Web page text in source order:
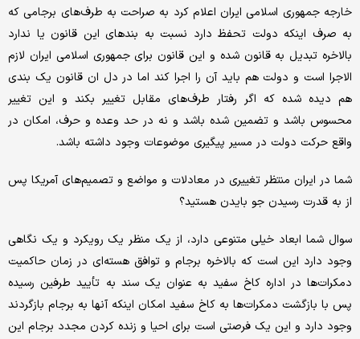
خارجه جمهوری اسلامی ایران اعلام کرد به صراحت به طرف‌های برجامی که
به صرف اینکه دولت تحفظ دارد نسبت به بندهای این قانون یا ندارد
بالاخره تبدیل به قانون شده و این قانون برای جمهوری اسلامی ایران لازم
الاجرا است و دولت هم باید آن را اجرا کند اما در دل ان قانون یک بندی
هم دیده شده که اگر رفتار طرف‌های مقابل تغییر بکند و این تغییر
محسوس باشد و تضمین شده باشد و نه در حد وعده و حرف، امکان در
واقع حرکت دولت در مسیر پیگیری موضوعات وجود داشته باشد.
شما در ایران منتظر تغییری در معادلات و مواضع و تصمیم‌های آمریکا پس
از به قدرت رسیدن جو بایدن هستید؟
سوال شما ابعاد خیلی متنوعی دارد، از یک منظر یک رویکرد و یک نگاهی
وجود دارد این است که بالاخره برجام و توافق هسته‌ای در زمان حاکمیت
دمکرات‌ها در اداره کاخ سفید به عنوان یک سند به تأیید طرفین رسیده
پس با بازگشت دمکرات‌ها به کاخ سفید امکان اینکه آنها به برجام بازگردند
وجود دارد و این یک فرصتی است برای احیا و زنده کردن مجدد برجام این